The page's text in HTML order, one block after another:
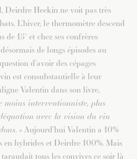
Deirdre Heekin ne voit pas très
L’hiver, le thermomètre descend
de 15° et chez ses confrères
de longs épisodes au
d’avoir des cépages
est consubstantielle à leur
Valentin dans son livre,
interventionniste, plus
avec la vision du vin
. » Aujourd’hui Valentin a 10%
en hybrides et Deirdre 100%. Mais
tous les convives ce soir là